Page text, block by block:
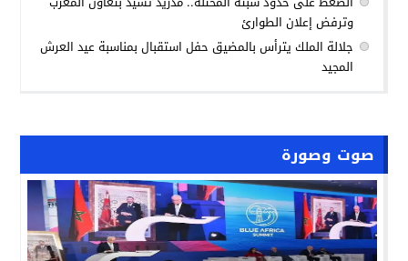
صوت وصورة
وترفض إعلان الطوارئ
جلالة الملك يترأس بالمضيق حفل استقبال بمناسبة عيد العرش
المجيد